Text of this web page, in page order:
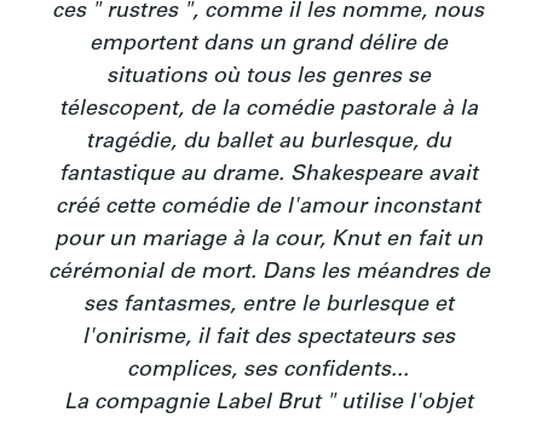
ces " rustres ", comme il les nomme, nous
emportent dans un grand délire de
situations où tous les genres se
télescopent, de la comédie pastorale à la
tragédie, du ballet au burlesque, du
fantastique au drame. Shakespeare avait
créé cette comédie de l'amour inconstant
pour un mariage à la cour, Knut en fait un
cérémonial de mort. Dans les méandres de
ses fantasmes, entre le burlesque et
l'onirisme, il fait des spectateurs ses
complices, ses confidents...
La compagnie Label Brut " utilise l'objet